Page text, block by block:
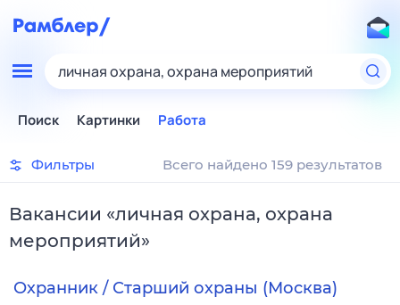
личная охрана, охрана мероприятий
Поиск Картинки Работа
Фильтры Всего найдено 159 результатов
Вакансии «личная охрана, охрана
мероприятий»
Охранник / Старший охраны (Москва)